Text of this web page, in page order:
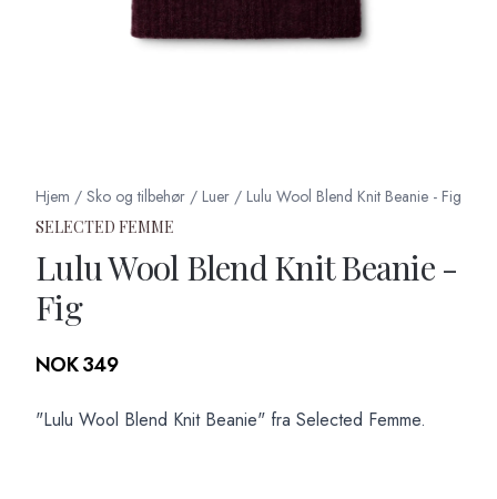
Hjem / Sko og tilbehør / Luer / Lulu Wool Blend Knit Beanie - Fig
SELECTED FEMME
Lulu Wool Blend Knit Beanie -
Fig
Produktdetaljer
NOK 349
Description
"Lulu Wool Blend Knit Beanie" fra Selected Femme.